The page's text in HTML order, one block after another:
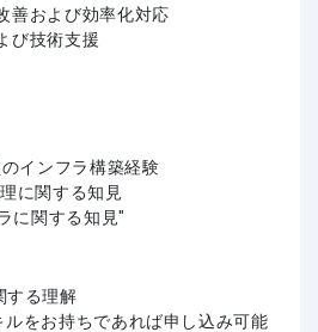
善および効率化対応
び技術支援
インフラ構築経験
に関する知見
に関する知見"
する理解
ルをお持ちであれば申し込み可能